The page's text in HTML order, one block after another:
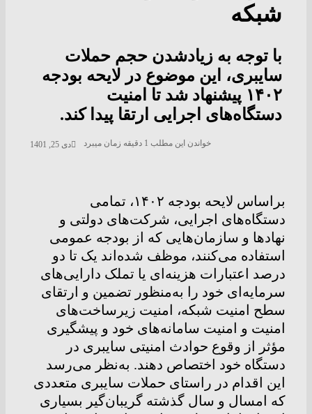
شبکه
با توجه به زیاد‌شدن حجم حملات
سایبری، این موضوع در لایحه بودجه
۱۴۰۲ پیشنهاد شد تا امنیت
دستگاه‌های اجرایی ارتقا پیدا کند.
دی 25, 1401 خواندن این مطلب 1 دقیقه زمان میبرد
براساس لایحه بودجه ۱۴۰۲، تمامی
دستگاه‌های اجرایی، شرکت‌های دولتی و
نهادها و سازمان‌هایی که از بودجه عمومی
استفاده می‌کنند، موظف شده‌اند یک تا دو
درصد اعتبارات هزینه‌ای یا تملک دارایی‌های
سرمایه‌ای خود را به‌منظور تضمین و ارتقای
سطح امنیت شبکه، امنیت زیرساخت‌های
امنیت و امنیت سامانه‌های خود و پیشگیری
مؤثر از وقوع حوادث امنیتی سایبری در
دستگاه خود اختصاص دهند. به‌نظر می‌رسد
این اقدام در راستای حملات سایبری متعددی
که امسال و سال گذشته گریبان‌گیر بسیاری